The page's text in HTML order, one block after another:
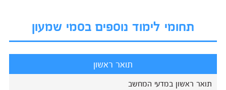
תחומי לימוד נוספים בסמי שמעון
תואר ראשון
תואר ראשון במדעי המחשב